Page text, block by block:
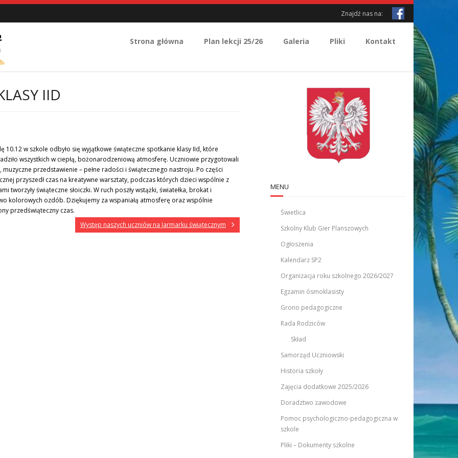
Znajdź nas na:
Strona główna Plan lekcji 25/26 Galeria Pliki Kontakt
IID
10.12 w szkole odbyło się wyjątkowe świąteczne spotkanie klasy IId, które
wszystkich w ciepłą, bożonarodzeniową atmosferę. Uczniowie przygotowali
muzyczne przedstawienie – pełne radości i świątecznego nastroju. Po części
przyszedł czas na kreatywne warsztaty, podczas których dzieci wspólnie z
tworzyły świąteczne słoiczki. W ruch poszły wstążki, światełka, brokat i
kolorowych ozdób. Dziękujemy za wspaniałą atmosferę oraz wspólnie
przedświąteczny czas.
Występ naszych uczniów na Jarmarku świątecznym
MENU
Świetlica
Szkolny Klub Gier Planszowych
Ogłoszenia
Kalendarz SP2
Organizacja roku szkolnego 2026/2027
Egzamin ósmoklasisty
Grono pedagogiczne
Rada Rodziców
Skład
Samorząd Uczniowski
Historia szkoły
Zajęcia dodatkowe 2025/2026
Doradztwo zawodowe
Pomoc psychologiczno-pedagogiczna w
szkole
Pliki – Dokumenty szkolne